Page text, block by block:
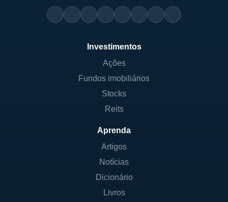
Investimentos
Ações
Fundos imobiliários
Stocks
Reits
Aprenda
Artigos
Notícias
Dicionário
Livros